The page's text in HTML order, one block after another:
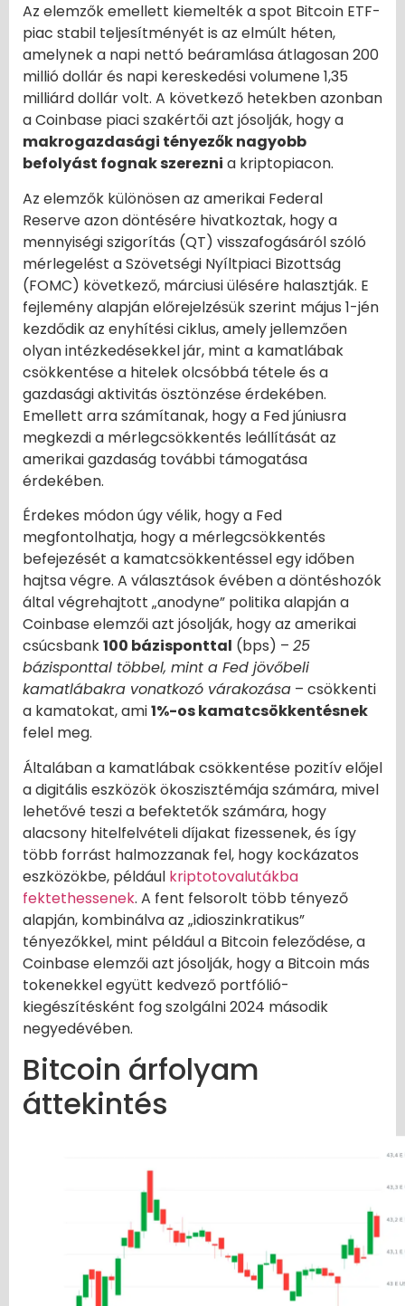
Az elemzők emellett kiemelték a spot Bitcoin ETF-
piac stabil teljesítményét is az elmúlt héten,
amelynek a napi nettó beáramlása átlagosan 200
millió dollár és napi kereskedési volumene 1,35
milliárd dollár volt. A következő hetekben azonban
a Coinbase piaci szakértői azt jósolják, hogy a
makrogazdasági tényezők nagyobb
befolyást fognak szerezni a kriptopiacon.
Az elemzők különösen az amerikai Federal
Reserve azon döntésére hivatkoztak, hogy a
mennyiségi szigorítás (QT) visszafogásáról szóló
mérlegelést a Szövetségi Nyíltpiaci Bizottság
(FOMC) következő, márciusi ülésére halasztják. E
fejlemény alapján előrejelzésük szerint május 1-jén
kezdődik az enyhítési ciklus, amely jellemzően
olyan intézkedésekkel jár, mint a kamatlábak
csökkentése a hitelek olcsóbbá tétele és a
gazdasági aktivitás ösztönzése érdekében.
Emellett arra számítanak, hogy a Fed júniusra
megkezdi a mérlegcsökkentés leállítását az
amerikai gazdaság további támogatása
érdekében.
Érdekes módon úgy vélik, hogy a Fed
megfontolhatja, hogy a mérlegcsökkentés
befejezését a kamatcsökkentéssel egy időben
hajtsa végre. A választások évében a döntéshozók
által végrehajtott „anodyne” politika alapján a
Coinbase elemzői azt jósolják, hogy az amerikai
csúcsbank100 bázisponttal (bps) – 25
bázisponttal többel, mint a Fed jövőbeli
kamatlábakra vonatkozó várakozása – csökkenti
a kamatokat, ami1%-os kamatcsökkentésnek
felel meg.
Általában a kamatlábak csökkentése pozitív előjel
a digitális eszközök ökoszisztémája számára, mivel
lehetővé teszi a befektetők számára, hogy
alacsony hitelfelvételi díjakat fizessenek, és így
több forrást halmozzanak fel, hogy kockázatos
eszközökbe, például kriptotovalutákba
fektethessenek. A fent felsorolt több tényező
alapján, kombinálva az „idioszinkratikus”
tényezőkkel, mint például a Bitcoin feleződése, a
Coinbase elemzői azt jósolják, hogy a Bitcoin más
tokenekkel együtt kedvező portfólió-
kiegészítésként fog szolgálni 2024 második
negyedévében.
Bitcoin árfolyam
áttekintés